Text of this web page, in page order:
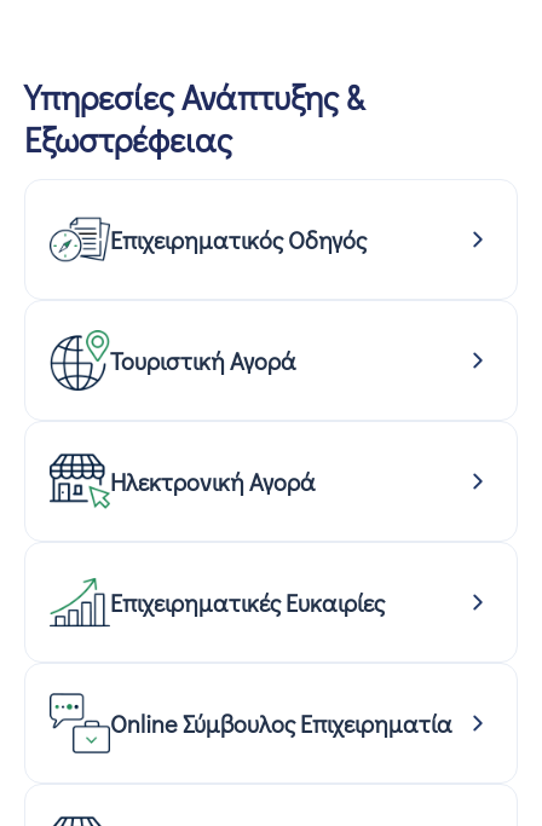
Υπηρεσίες Ανάπτυξης &
Εξωστρέφειας
Επιχειρηματικός Οδηγός
Τουριστική Αγορά
Ηλεκτρονική Αγορά
Επιχειρηματικές Ευκαιρίες
Online Σύμβουλος Επιχειρηματία